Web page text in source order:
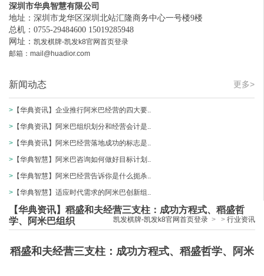
深圳市华典智慧有限公司
地址：深圳市龙华区深圳北站汇隆商务中心一号楼9楼
总机：0755-29484600 15019285948
网址： 凯发棋牌-凯发k8官网首页登录
邮箱： mail@huadior.com
更多>
新闻动态
> 【华典资讯】企业推行阿米巴经营的四大要..
> 【华典资讯】阿米巴组织划分和经营会计是..
> 【华典资讯】阿米巴经营落地成功的标志是..
> 【华典智慧】阿米巴咨询如何做好目标计划..
> 【华典智慧】阿米巴经营告诉你是什么扼杀..
> 【华典智慧】适应时代需求的阿米巴创新组..
【华典资讯】稻盛和夫经营三支柱：成功方程式、稻盛哲
学、阿米巴组织
凯发棋牌-凯发k8官网首页登录 > > 行业资讯
稻盛和夫经营三支柱：成功方程式、稻盛哲学、阿米